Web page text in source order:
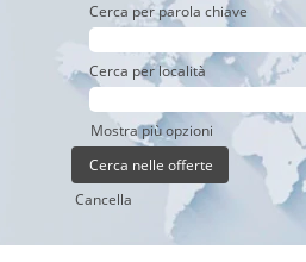
Cerca per parola chiave
Cerca per località
Mostra più opzioni
Cancella